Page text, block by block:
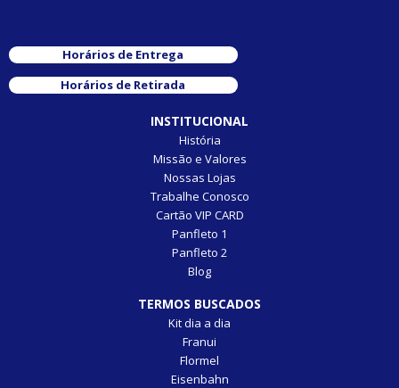
Horários de Entrega
Horários de Retirada
INSTITUCIONAL
História
Missão e Valores
Nossas Lojas
Trabalhe Conosco
Cartão VIP CARD
Panfleto 1
Panfleto 2
Blog
TERMOS BUSCADOS
Kit dia a dia
Franui
Flormel
Eisenbahn